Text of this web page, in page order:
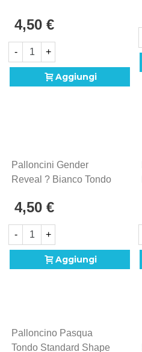
(10cm) In Mylar, 5pz.
4,50 €
- +
Aggiungi
Palloncini Gender
Reveal ? Bianco Tondo
Mylar, 5pz.
4,50 €
- +
Aggiungi
Palloncino Pasqua
Tondo Standard Shape